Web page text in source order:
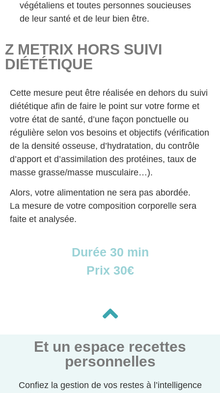
végétaliens et toutes personnes soucieuses
de leur santé et de leur bien être.
Z METRIX HORS SUIVI
DIÉTÉTIQUE
Cette mesure peut être réalisée en dehors du suivi
diététique afin de faire le point sur votre forme et
votre état de santé, d’une façon ponctuelle ou
régulière selon vos besoins et objectifs (vérification
de la densité osseuse, d’hydratation, du contrôle
d’apport et d’assimilation des protéines, taux de
masse grasse/masse musculaire…).
Alors, votre alimentation ne sera pas abordée.
La mesure de votre composition corporelle sera
faite et analysée.
Durée 30 min
Prix 30€
Et un espace recettes
personnelles
Confiez la gestion de vos restes à l’intelligence